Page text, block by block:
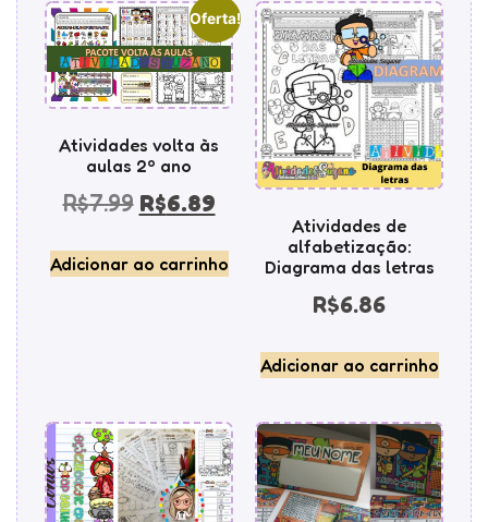
Oferta!
Atividades volta às
aulas 2º ano
R$7.99 R$6.89
Adicionar ao carrinho
Atividades de
alfabetização:
Diagrama das letras
R$6.86
Adicionar ao carrinho